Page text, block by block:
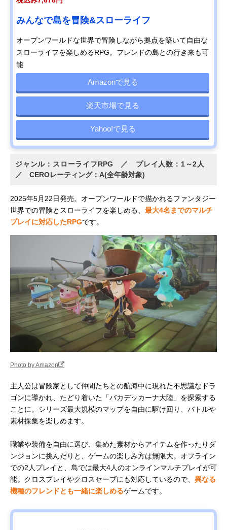
みんなで島を冒険&スローライフ
オープンワールドな世界で冒険しながら拠点を築いて自由な
スローライフを楽しめるRPG。フレンドの島との行き来も可
能
Amazonで見る
楽天市場で見る
Yahoo!で見る
ジャンル：スローライフRPG ／ プレイ人数：1～2人
／ CEROレーティング：A(全年齢対象)
2025年5月22日発売。オープンワールドで描かれるファンタジー
世界での冒険とスローライフを楽しめる、 最大4名までのマルチ
プレイに対応したRPGです。
Photo by Amazon
主人公は冒険家として仲間たちとの航海中に現れた不思議なドラ
ゴンに導かれ、たどり着いた「バカデッカーナ大陸」を探索する
ことに。シリーズ最大規模のマップを自由に駆け回り、バトルや
素材採集を楽しめます。
職業や装備を自由に選び、集めた素材からアイテムを作ったりダ
ンジョンに挑んだりと、ゲームの楽しみ方は無限大。オフライン
での2人プレイと、島では最大4人のオンラインマルチプレイが可
能。クロスプレイやクロスセーブにも対応しているので、 異なる
機種のフレンドとも一緒に楽しめるゲームです。